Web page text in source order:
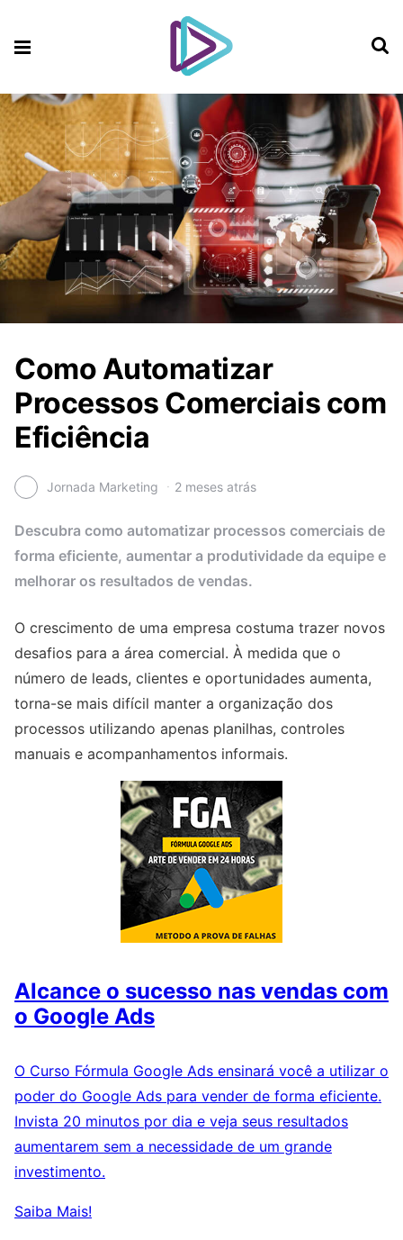
Como Automatizar
Processos Comerciais com
Eficiência
Jornada Marketing 2 meses atrás
Descubra como automatizar processos comerciais de
forma eficiente, aumentar a produtividade da equipe e
melhorar os resultados de vendas.
O crescimento de uma empresa costuma trazer novos
desafios para a área comercial. À medida que o
número de leads, clientes e oportunidades aumenta,
torna-se mais difícil manter a organização dos
processos utilizando apenas planilhas, controles
manuais e acompanhamentos informais.
Alcance o sucesso nas vendas com
o Google Ads
O Curso Fórmula Google Ads ensinará você a utilizar o
poder do Google Ads para vender de forma eficiente.
Invista 20 minutos por dia e veja seus resultados
aumentarem sem a necessidade de um grande
investimento.
Saiba Mais!